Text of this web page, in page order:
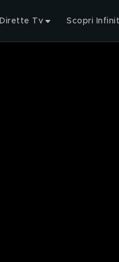
Dirette Tv Scopri